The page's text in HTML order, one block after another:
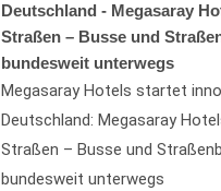
Deutschland - Megasaray
Straßen – Busse und
bundesweit unterwegs
Megasaray Hotels startet
Deutschland: Megasaray
Straßen – Busse und
bundesweit unterwegs